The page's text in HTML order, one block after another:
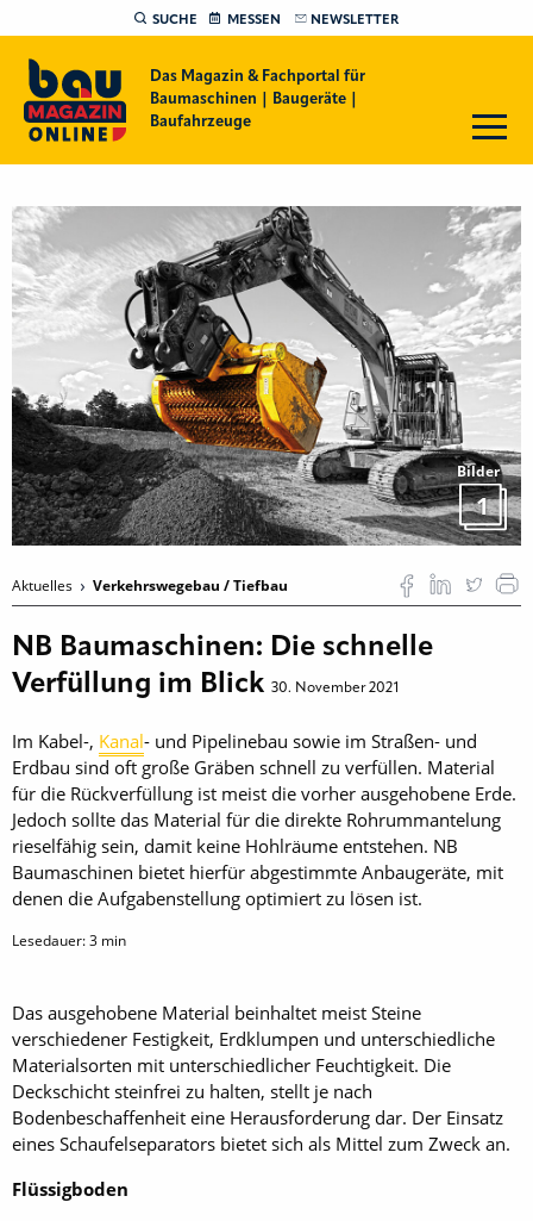
SUCHE MESSEN NEWSLETTER
Das Magazin & Fachportal für
Baumaschinen | Baugeräte |
Baufahrzeuge
Bilder
1
Aktuelles Verkehrswegebau / Tiefbau
NB Baumaschinen: Die schnelle
Verfüllung im Blick 30. November 2021
Im Kabel-, Kanal- und Pipe­line­bau sowie im Straßen- und
Erdbau sind oft große Gräben schnell zu verfüllen. Material
für die Rückverfüllung ist meist die vorher ausgehobene Erde.
Jedoch sollte das Material für die direkte Rohrummantelung
rieselfähig sein, damit keine Hohlräume entstehen. NB
Baumaschinen bietet hierfür abgestimmte Anbaugeräte, mit
denen die Aufgabenstellung optimiert zu lösen ist.
Lesedauer:3 min
Das ausgehobene Material beinhaltet meist Steine
verschiedener Festigkeit, Erdklumpen und unterschiedliche
Materialsorten mit unterschiedlicher Feuchtigkeit. Die
Deckschicht steinfrei zu halten, stellt je nach
Bodenbeschaffenheit eine Herausforderung dar. Der Einsatz
eines Schaufelseparators bietet sich als Mittel zum Zweck an.
Flüssigboden